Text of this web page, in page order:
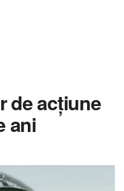
de acțiune
ani